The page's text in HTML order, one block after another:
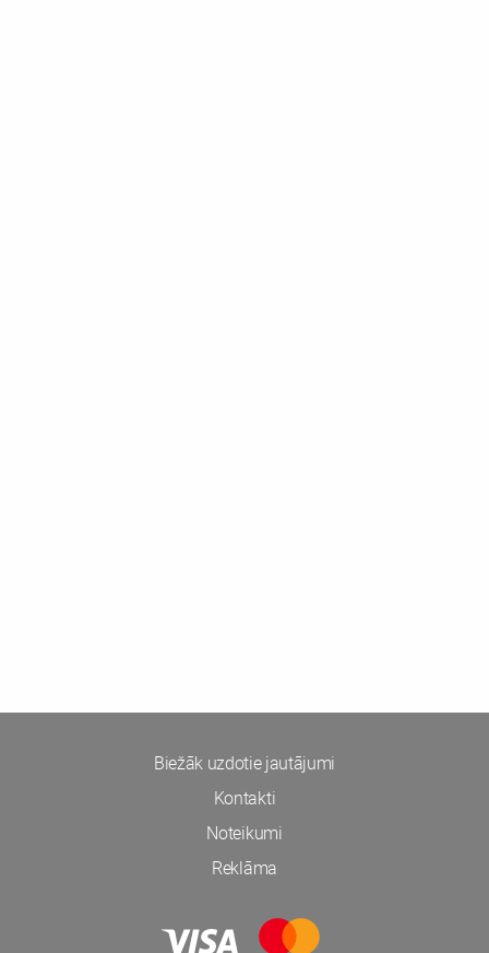
Biežāk uzdotie jautājumi
Kontakti
Noteikumi
Reklāma